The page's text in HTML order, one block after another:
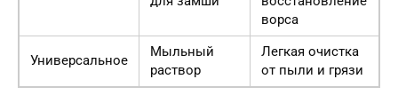
ворса
Универсальное
Мыльный
раствор
Легкая очистка
от пыли и грязи